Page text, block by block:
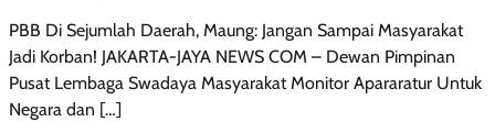
PBB Di Sejumlah Daerah, Maung: Jangan Sampai Masyarakat
Jadi Korban! JAKARTA-JAYA NEWS COM – Dewan Pimpinan
Pusat Lembaga Swadaya Masyarakat Monitor Apararatur Untuk
Negara dan […]